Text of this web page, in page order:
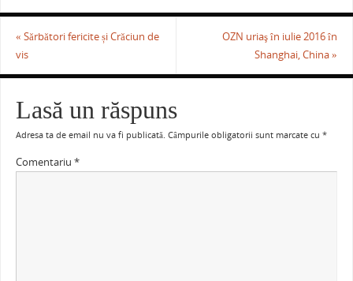
« Sărbători fericite și Crăciun de
vis
OZN uriaş în iulie 2016 în
Shanghai, China»
Lasă un răspuns
Adresa ta de email nu va fi publicată. Câmpurile obligatorii sunt marcate cu *
Comentariu *